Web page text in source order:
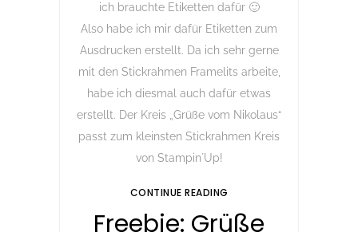
Freebie: Grüße
ich brauchte Etiketten dafür 🙂
Also habe ich mir dafür Etiketten zum
Ausdrucken erstellt. Da ich sehr gerne
mit den Stickrahmen Framelits arbeite,
habe ich diesmal auch dafür etwas
erstellt. Der Kreis „Grüße vom Nikolaus“
passt zum kleinsten Stickrahmen Kreis
von Stampin´Up!
CONTINUE READING